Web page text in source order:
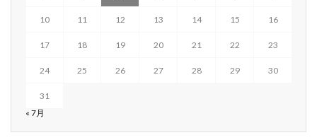
10 11 12 13 14 15 16
17 18 19 20 21 22 23
24 25 26 27 28 29 30
31
« 7月